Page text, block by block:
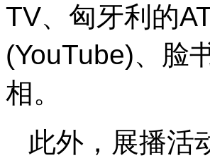
TV、匈牙利的
(YouTube)、脸
相。
此外，展播活